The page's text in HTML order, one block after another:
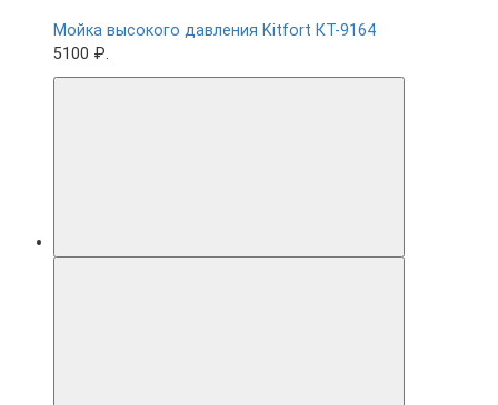
Мойка высокого давления Kitfort КТ-9164
5100 ₽.